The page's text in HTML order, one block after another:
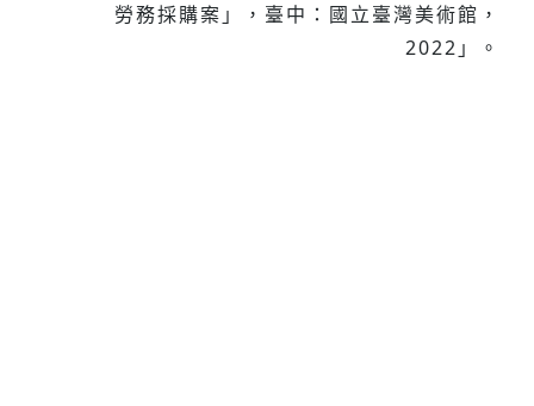
勞務採購案」，臺中：國立臺灣美術館，
2022」。